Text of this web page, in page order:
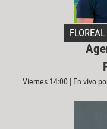
Viernes 14:00 | En vivo